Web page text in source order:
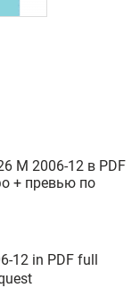
M 2006-12 в PDF
+ превью по
12 in PDF full